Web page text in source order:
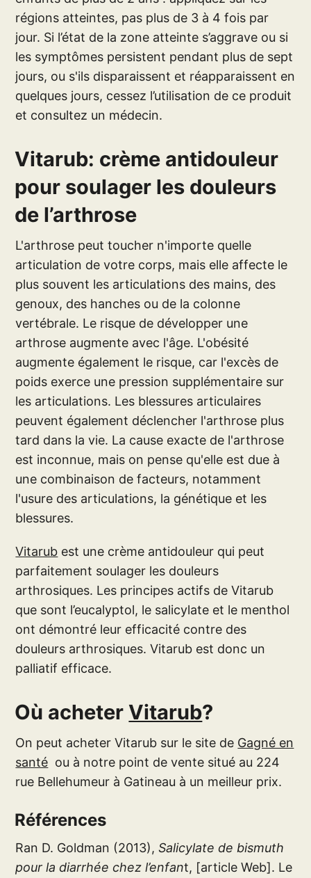
régions atteintes, pas plus de 3 à 4 fois par
jour. Si l’état de la zone atteinte s’aggrave ou si
les symptômes persistent pendant plus de sept
jours, ou s'ils disparaissent et réapparaissent en
quelques jours, cessez l’utilisation de ce produit
et consultez un médecin.
Vitarub: crème antidouleur
pour soulager les douleurs
de l’arthrose
L'arthrose peut toucher n'importe quelle
articulation de votre corps, mais elle affecte le
plus souvent les articulations des mains, des
genoux, des hanches ou de la colonne
vertébrale. Le risque de développer une
arthrose augmente avec l'âge. L'obésité
augmente également le risque, car l'excès de
poids exerce une pression supplémentaire sur
les articulations. Les blessures articulaires
peuvent également déclencher l'arthrose plus
tard dans la vie. La cause exacte de l'arthrose
est inconnue, mais on pense qu'elle est due à
une combinaison de facteurs, notamment
l'usure des articulations, la génétique et les
blessures.
Vitarub est une crème antidouleur qui peut
parfaitement soulager les douleurs
arthrosiques. Les principes actifs de Vitarub
que sont l’eucalyptol, le salicylate et le menthol
ont démontré leur efficacité contre des
douleurs arthrosiques. Vitarub est donc un
palliatif efficace.
Où acheterVitarub?
On peut acheter Vitarub sur le site de Gagné en
santé ou à notre point de vente situé au 224
rue Bellehumeur à Gatineau à un meilleur prix.
Références
Ran D. Goldman (2013),Salicylate de bismuth
pour la diarrhée chez l’enfant, [article Web]. Le